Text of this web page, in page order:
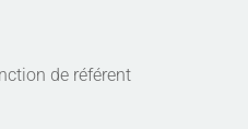
de référent